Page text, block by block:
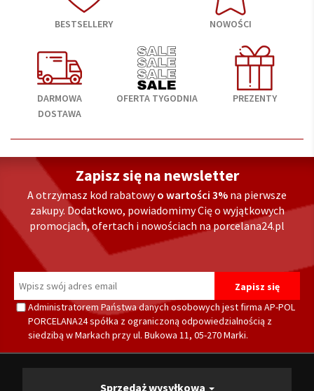
BESTSELLERY NOWOŚCI
DARMOWA
DOSTAWA
OFERTA TYGODNIA PREZENTY
Zapisz się na newsletter
A otrzymasz kod rabatowyo wartości 3% na pierwsze
zakupy. Dodatkowo, powiadomimy Cię o wyjątkowych
promocjach, ofertach i nowościach na porcelana24.pl
Administratorem Państwa danych osobowych jest firma AP-POL
PORCELANA24 spółka z ograniczoną odpowiedzialnością z
siedzibą w Markach przy ul. Bukowa 11, 05-270 Marki.
Sprzedaż wysyłkowa